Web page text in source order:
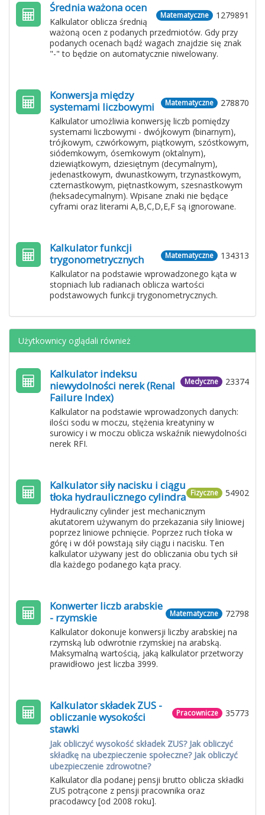
1279891
Matematyczne
Średnia ważona ocen
Kalkulator oblicza średnią
ważoną ocen z podanych przedmiotów. Gdy przy
podanych ocenach bądź wagach znajdzie się znak
"-" to będzie on automatycznie niwelowany.
278870
Matematyczne
Konwersja między
systemami liczbowymi
Kalkulator umożliwia konwersję liczb pomiędzy
systemami liczbowymi - dwójkowym (binarnym),
trójkowym, czwórkowym, piątkowym, szóstkowym,
siódemkowym, ósemkowym (oktalnym),
dziewiątkowym, dziesiętnym (decymalnym),
jedenastkowym, dwunastkowym, trzynastkowym,
czternastkowym, piętnastkowym, szesnastkowym
(heksadecymalnym). Wpisane znaki nie będące
cyframi oraz literami A,B,C,D,E,F są ignorowane.
134313
Matematyczne
Kalkulator funkcji
trygonometrycznych
Kalkulator na podstawie wprowadzonego kąta w
stopniach lub radianach oblicza wartości
podstawowych funkcji trygonometrycznych.
Użytkownicy oglądali również
23374
Medyczne
Kalkulator indeksu
niewydolności nerek (Renal
Failure Index)
Kalkulator na podstawie wprowadzonych danych:
ilości sodu w moczu, stężenia kreatyniny w
surowicy i w moczu oblicza wskaźnik niewydolności
nerek RFI.
54902
Fizyczne
Kalkulator siły nacisku i ciągu
tłoka hydraulicznego cylindra
Hydrauliczny cylinder jest mechanicznym
akutatorem używanym do przekazania siły liniowej
poprzez liniowe pchnięcie. Poprzez ruch tłoka w
górę i w dół powstają siły ciągu i nacisku. Ten
kalkulator używany jest do obliczania obu tych sił
dla każdego podanego kąta pracy.
72798
Matematyczne
Konwerter liczb arabskie
- rzymskie
Kalkulator dokonuje konwersji liczby arabskiej na
rzymską lub odwrotnie rzymskiej na arabską.
Maksymalną wartością, jaką kalkulator przetworzy
prawidłowo jest liczba 3999.
35773
Pracownicze
Kalkulator składek ZUS -
obliczanie wysokości
stawki
Jak obliczyć wysokość składek ZUS? Jak obliczyć
składkę na ubezpieczenie społeczne? Jak obliczyć
ubezpieczenie zdrowotne?
Kalkulator dla podanej pensji brutto oblicza składki
ZUS potrącone z pensji pracownika oraz
pracodawcy [od 2008 roku].